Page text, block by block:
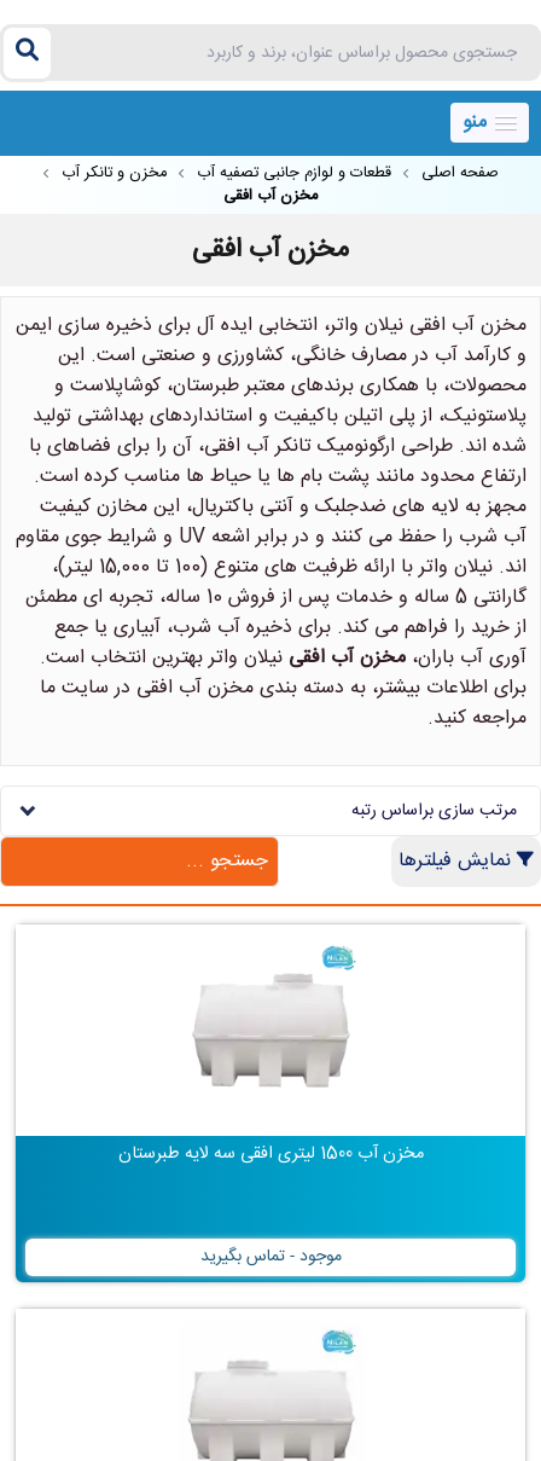
منو
صفحه اصلی قطعات و لوازم جانبی تصفیه آب
مخزن و تانکر آب
مخزن آب افقی
مخزن آب افقی
مخزن آب افقی نیلان واتر، انتخابی ایده آل برای ذخیره سازی ایمن
و کارآمد آب در مصارف خانگی، کشاورزی و صنعتی است. این
محصولات، با همکاری برندهای معتبر طبرستان، کوشاپلاست و
پلاستونیک، از پلی اتیلن باکیفیت و استانداردهای بهداشتی تولید
شده اند. طراحی ارگونومیک تانکر آب افقی، آن را برای فضاهای با
ارتفاع محدود مانند پشت بام ها یا حیاط ها مناسب کرده است.
مجهز به لایه های ضدجلبک و آنتی باکتریال، این مخازن کیفیت
آب شرب را حفظ می کنند و در برابر اشعه UV و شرایط جوی مقاوم
اند. نیلان واتر با ارائه ظرفیت های متنوع (100 تا 15,000 لیتر)،
گارانتی 5 ساله و خدمات پس از فروش 10 ساله، تجربه ای مطمئن
از خرید را فراهم می کند. برای ذخیره آب شرب، آبیاری یا جمع
آوری آب باران، مخزن آب افقی نیلان واتر بهترین انتخاب است.
برای اطلاعات بیشتر، به دسته بندی مخزن آب افقی در سایت ما
مراجعه کنید.
مرتب سازی براساس رتبه
نمایش فیلترها
مخزن آب 1500 لیتری افقی سه لایه طبرستان
موجود - تماس بگیرید